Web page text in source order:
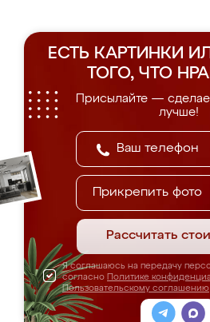
ЕСТЬ КАРТИНКИ
ТОГО, ЧТО
Присылайте —
лучше!
Прикрепить фото
Рассчитать
Я соглашаюсь на передачу
согласно Политике
Пользовательскому соглашению